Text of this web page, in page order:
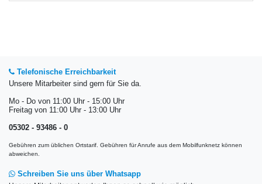
Telefonische Erreichbarkeit
Unsere Mitarbeiter sind gern für Sie da.
Mo - Do von 11:00 Uhr - 15:00 Uhr
Freitag von 11:00 Uhr - 13:00 Uhr
05302 - 93486 - 0
Gebühren zum üblichen Ortstarif. Gebühren für Anrufe aus dem Mobilfunknetz können
abweichen.
Schreiben Sie uns über Whatsapp